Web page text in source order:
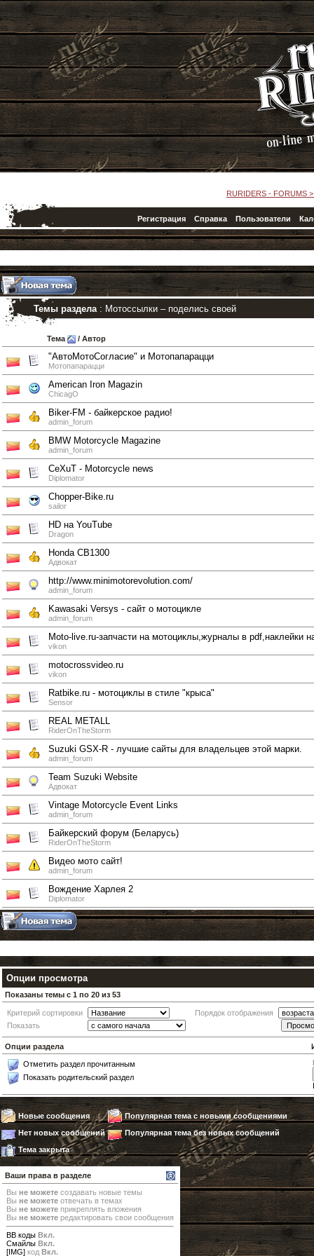
RURIDERS - FORUMS
Регистрация Справка Пользователи
Темы раздела: Мотоссылки – поделись своей
Тема / Автор
"АвтоМотоСогласие" и Мотопапарацци
Мотопапарацци
American Iron Magazin
ChicagO
Biker-FM - байкерское радио!
admin_forum
BMW Motorcycle Magazine
admin_forum
CeXuT - Motorcycle news
Diplomator
Chopper-Bike.ru
sailor
HD на YouTube
Dragon
Honda CB1300
Адвокат
http://www.minimotorevolution.com/
admin_forum
Kawasaki Versys - сайт о мотоцикле
admin_forum
Moto-live.ru-запчасти на мотоциклы,журналы в pdf,наклейки
vikon
motocrossvideo.ru
vikon
Ratbike.ru - мотоциклы в стиле "крыса"
Sensor
REAL METALL
RiderOnTheStorm
Suzuki GSX-R - лучшие сайты для владельцев этой марки.
admin_forum
Team Suzuki Website
Адвокат
Vintage Motorcycle Event Links
admin_forum
Байкерский форум (Беларусь)
RiderOnTheStorm
Видео мото сайт!
admin_forum
Вождение Харлея 2
Diplomator
Опции просмотра
Показаны темы с 1 по 20 из 53
Критерий сортировки
Порядок отображения
Показать
Опции раздела
Отметить раздел прочитанным
Показать родительский раздел
Новые сообщения
Популярная тема с новыми сообщениями
Нет новых сообщений
Популярная тема без новых сообщений
Тема закрыта
Ваши права в разделе
Вы не можете создавать новые темы
Вы не можете отвечать в темах
Вы не можете прикреплять вложения
Вы не можете редактировать свои сообщения
BB коды Вкл.
Смайлы Вкл.
[IMG] код Вкл.